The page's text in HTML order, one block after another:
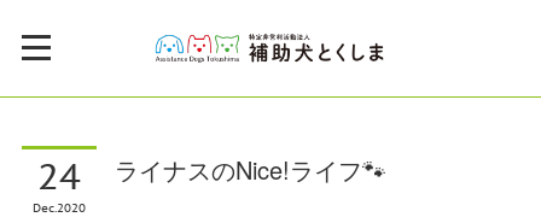
24
Dec2020
ライナスのNice!ライフ🐾